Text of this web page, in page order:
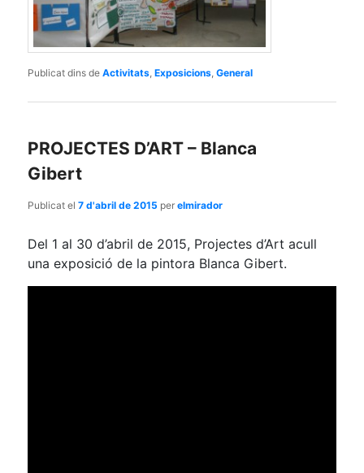
Publicat dins de Activitats,Exposicions,General
PROJECTES D’ART – Blanca
Gibert
Publicat el7 d'abril de 2015 perelmirador
Del 1 al 30 d’abril de 2015, Projectes d’Art acull
una exposició de la pintora Blanca Gibert.